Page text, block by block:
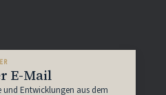
E-Mail
und Entwicklungen aus dem